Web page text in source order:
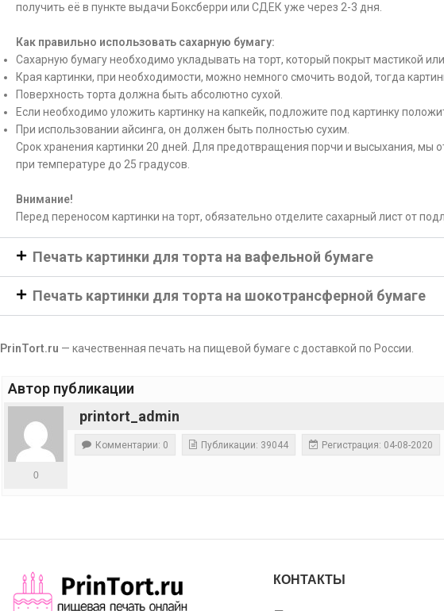
получить её в пункте выдачи Боксберри или СДЕК уже через 2-3 дня.
Как правильно использовать сахарную бумагу:
Сахарную бумагу необходимо укладывать на торт, который покрыт мастикой
Края картинки, при необходимости, можно немного смочить водой, тогда
Поверхность торта должна быть абсолютно сухой.
Если необходимо уложить картинку на капкейк, подложите под картинку
При использовании айсинга, он должен быть полностью сухим.
Срок хранения картинки 20 дней. Для предотвращения порчи и высыхания, мы
при температуре до 25 градусов.
Внимание!
Перед переносом картинки на торт, обязательно отделите сахарный лист от
Печать картинки для торта на вафельной бумаге
Печать картинки для торта на шокотрансферной бумаге
PrinTort.ru — качественная печать на пищевой бумаге с доставкой по России.
Автор публикации
printort_admin
0
Комментарии: 0 Публикации: 39044 Регистрация: 04-08-2020
КОНТАКТЫ